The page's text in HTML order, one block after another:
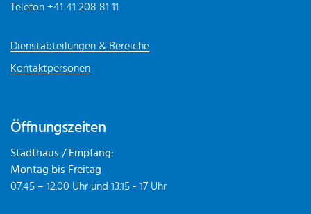
Telefon +41 41 208 81 11
Dienstabteilungen & Bereiche
Kontaktpersonen
Öffnungszeiten
Stadthaus / Empfang:
Montag bis Freitag
07.45 – 12.00 Uhr und 13.15 - 17 Uhr